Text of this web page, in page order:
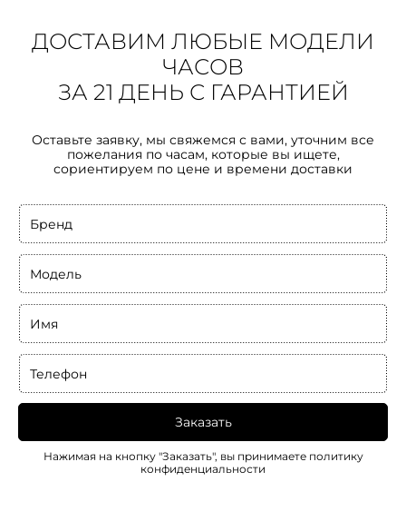
ДОСТАВИМ ЛЮБЫЕ МОДЕЛИ
ЧАСОВ
ЗА 21 ДЕНЬ С ГАРАНТИЕЙ
Оставьте заявку, мы свяжемся с вами, уточним все
пожелания по часам, которые вы ищете,
сориентируем по цене и времени доставки
Бренд
Модель
Имя
Телефон
Заказать
Нажимая на кнопку "Заказать", вы принимаете политику
конфиденциальности